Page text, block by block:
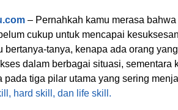
– Pernahkah kamu merasa
cukup untuk mencapai
bertanya-tanya, kenapa ada orang
dalam berbagai situasi, sementara
pada tiga pilar utama yang sering
hard skill, dan life skill.